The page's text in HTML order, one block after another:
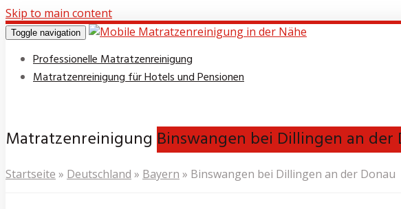
Skip to main content
Toggle navigation
Professionelle Matratzenreinigung
Matratzenreinigung für Hotels und Pensionen
Matratzenreinigung Binswangen bei Dillingen an der
Startseite » Deutschland » Bayern » Binswangen bei Dillingen an der Donau